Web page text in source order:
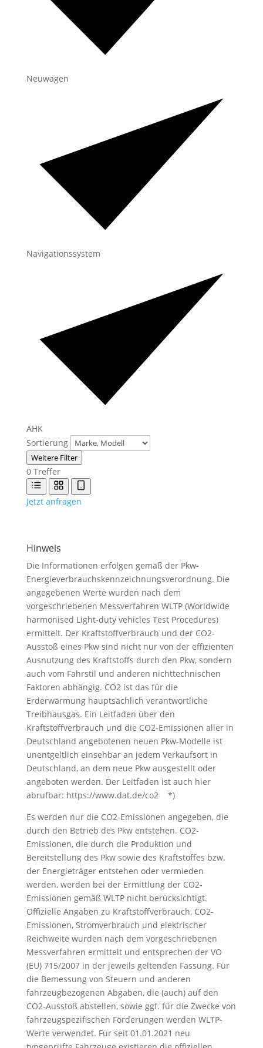
Neuwagen
Navigationssystem
AHK
Sortierung
Weitere Filter
0 Treffer
Jetzt anfragen
Hinweis
Die Informationen erfolgen gemäß der Pkw-
Energieverbrauchskennzeichnungsverordnung. Die
angegebenen Werte wurden nach dem
vorgeschriebenen Messverfahren WLTP (Worldwide
harmonised Light-duty vehicles Test Procedures)
ermittelt. Der Kraftstoffverbrauch und der CO2-
Ausstoß eines Pkw sind nicht nur von der effizienten
Ausnutzung des Kraftstoffs durch den Pkw, sondern
auch vom Fahrstil und anderen nichttechnischen
Faktoren abhängig. CO2 ist das für die
Erderwärmung hauptsächlich verantwortliche
Treibhausgas. Ein Leitfaden über den
Kraftstoffverbrauch und die CO2-Emissionen aller in
Deutschland angebotenen neuen Pkw-Modelle ist
unentgeltlich einsehbar an jedem Verkaufsort in
Deutschland, an dem neue Pkw ausgestellt oder
angeboten werden. Der Leitfaden ist auch hier
abrufbar: https://www.dat.de/co2 *)
Es werden nur die CO2-Emissionen angegeben, die
durch den Betrieb des Pkw entstehen. CO2-
Emissionen, die durch die Produktion und
Bereitstellung des Pkw sowie des Kraftstoffes bzw.
der Energieträger entstehen oder vermieden
werden, werden bei der Ermittlung der CO2-
Emissionen gemäß WLTP nicht berücksichtigt.
Offizielle Angaben zu Kraftstoffverbrauch, CO2-
Emissionen, Stromverbrauch und elektrischer
Reichweite wurden nach dem vorgeschriebenen
Messverfahren ermittelt und entsprechen der VO
(EU) 715/2007 in der jeweils geltenden Fassung. Für
die Bemessung von Steuern und anderen
fahrzeugbezogenen Abgaben, die (auch) auf den
CO2-Ausstoß abstellen, sowie ggf. für die Zwecke von
fahrzeugspezifischen Förderungen werden WLTP-
Werte verwendet. Für seit 01.01.2021 neu